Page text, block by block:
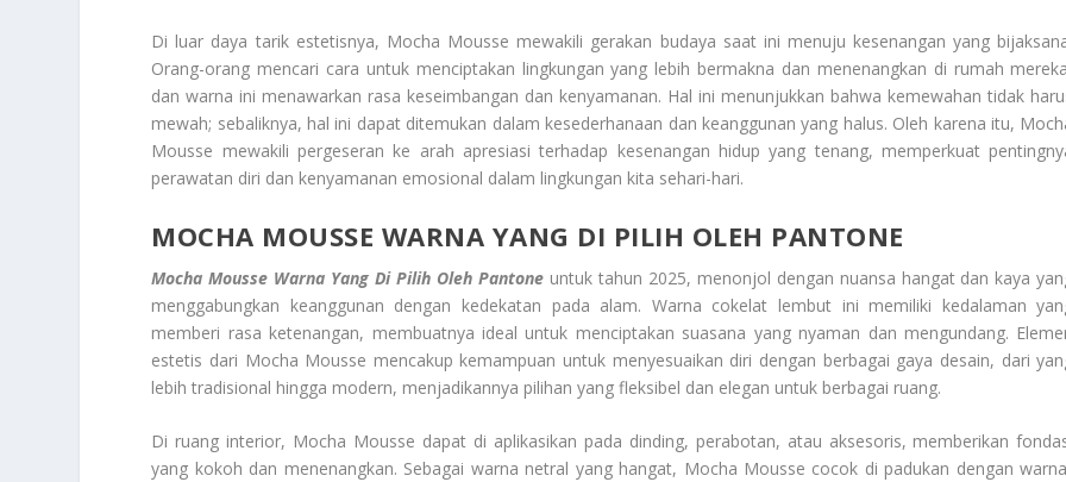
Di luar daya tarik estetisnya, Mocha Mousse mewakili gerakan budaya saat ini menuju kesenangan yang
Orang-orang mencari cara untuk menciptakan lingkungan yang lebih bermakna dan menenangkan di rumah
dan warna ini menawarkan rasa keseimbangan dan kenyamanan. Hal ini menunjukkan bahwa kemewahan tidak
mewah; sebaliknya, hal ini dapat ditemukan dalam kesederhanaan dan keanggunan yang halus. Oleh karena itu,
Mousse mewakili pergeseran ke arah apresiasi terhadap kesenangan hidup yang tenang, memperkuat
perawatan diri dan kenyamanan emosional dalam lingkungan kita sehari-hari.
MOCHA MOUSSE WARNA YANG DI PILIH OLEH PANTONE
Mocha Mousse Warna Yang Di Pilih Oleh Pantoneuntuk tahun 2025, menonjol dengan nuansa hangat dan kaya
menggabungkan keanggunan dengan kedekatan pada alam. Warna cokelat lembut ini memiliki kedalaman
memberi rasa ketenangan, membuatnya ideal untuk menciptakan suasana yang nyaman dan mengundang.
estetis dari Mocha Mousse mencakup kemampuan untuk menyesuaikan diri dengan berbagai gaya desain, dari
lebih tradisional hingga modern, menjadikannya pilihan yang fleksibel dan elegan untuk berbagai ruang.
Di ruang interior, Mocha Mousse dapat di aplikasikan pada dinding, perabotan, atau aksesoris, memberikan
yang kokoh dan menenangkan. Sebagai warna netral yang hangat, Mocha Mousse cocok di padukan dengan